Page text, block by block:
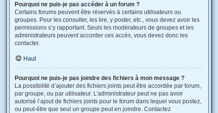
Pourquoi ne puis-je pas accéder à un forum ?
Certains forums peuvent être réservés à certains utilisateurs ou
groupes. Pour les consulter, les lire, y poster, etc., vous devez avoir les
permissions s’y rapportant. Seuls les modérateurs de groupes et les
administrateurs peuvent accorder ces accès, vous devez donc les
contacter.
Haut
Pourquoi ne puis-je pas joindre des fichiers à mon message ?
La possibilité d’ajouter des fichiers joints peut être accordée par forum,
par groupe, ou par utilisateur. L’administrateur peut ne pas avoir
autorisé l’ajout de fichiers joints pour le forum dans lequel vous postez,
ou peut-être que seul un groupe peut en joindre. Contactez